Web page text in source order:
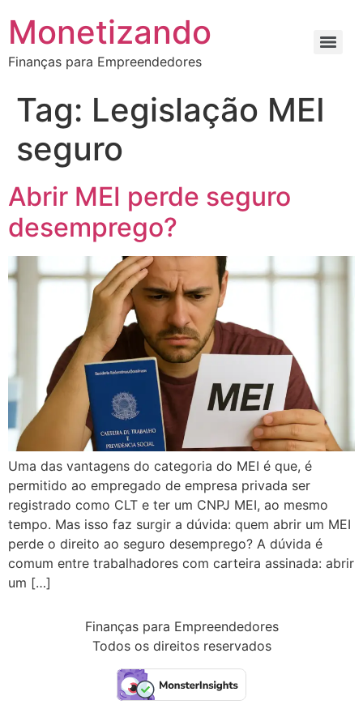
Monetizando
Finanças para Empreendedores
Tag: Legislação MEI
seguro
Abrir MEI perde seguro
desemprego?
Uma das vantagens do categoria do MEI é que, é
permitido ao empregado de empresa privada ser
registrado como CLT e ter um CNPJ MEI, ao mesmo
tempo. Mas isso faz surgir a dúvida: quem abrir um MEI
perde o direito ao seguro desemprego? A dúvida é
comum entre trabalhadores com carteira assinada: abrir
um […]
Finanças para Empreendedores
Todos os direitos reservados